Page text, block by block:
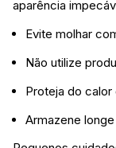
aparência
Evite molhar
Não utilize
Proteja do
Armazene